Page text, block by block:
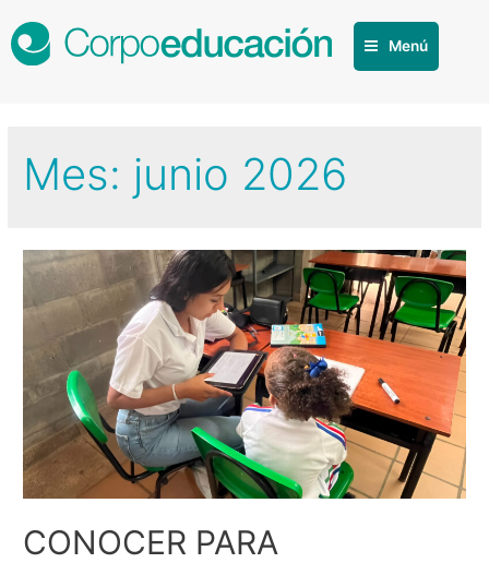
Menú
Mes: junio 2026
CONOCER PARA